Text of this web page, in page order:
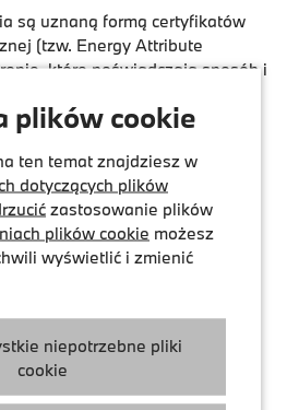
są uznaną formą certyfikatów
(tzw. Energy Attribute
które poświadczają sposób i
z odnawialnych
one również nazywane „aktem
Producenci energii
źródeł energii mogą uzyskać
wydane przez niezależne
ilości energii elektrycznej,
do sieci.
plików cookie
ten temat znajdziesz w
dotyczących plików
zastosowanie plików
plików cookie możesz
wyświetlić i zmienić
niepotrzebne pliki
cookie